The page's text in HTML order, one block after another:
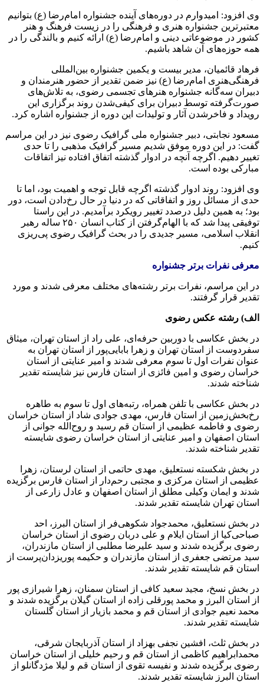
وی افزود: امیدوارم در دوره‌های آینده جشنواره امام‌رضا (ع) بتوانیم
معتبرترین جشنواره هنری و فرهنگی را در زیست فرهنگ و هنر
کشور در موضوعاتی دینی و امام‌رضا (ع) ارائه کنیم و بالندگی را در
همه حوزه‌های آن شاهد باشیم.
فرهاد قائمیان، مدیر بیست و یکمین جشنواره بین‌المللی
فرهنگی‌هنری امام‌رضا (ع) نیز ضمن تقدیر از حضور هنرمندان و
دبیران سه‌گانه جشنواره هنرهای تجسمی رضوی، به تلاش‌های
صورت‌گرفته توسط دبیران برای کیفی‌شدن روند برگزاری این
رویداد و فاخرشدن آثار و تولیدات این دوره از جشنواره اشاره کرد.
مسعود نجابتی، دبیر جشنواره ملی گرافیک رضوی نیز در این مراسم
گفت: در این دوره موفق شدیم مسیر گرافیک مذهبی را تا حدی
تغییر دهیم. اگرچه آنچه در ادوار گذشته اتفاق افتاده نیز اتفاقات
مبارکی بوده است.
وی افزود: روند ادوار گذشته اگرچه قابل توجه و اهمیت بود، اما تا
حدی از مسائل روز و اتفاقاتی که در دنیا در حال رخ‌دادن است، دور
بود؛ به همین دلیل درصدد تغییر رویکرد برآمدیم. در این راستا
توفیقی پیدا شد که با الهام‌گرفتن از کتاب انسان ۲۵۰ ساله رهبر
انقلاب اسلامی، مسیر جدیدی را در بحث گرافیک رضوی پی‌ریزی
کنیم.
معرفی نفرات برتر جشنواره
در این مراسم، نفرات برتر رشته‌های مختلف معرفی شدند و مورد
تقدیر قرار گرفتند.
الف) رشته عکس رضوی
در بخش عکاسی با دوربین حرفه‌ای، علی راد از استان تهران، میثاق
سفردوست از استان تهران و زهرا بابایی‌پور از استان تهران به
عنوان نفرات اول تا سوم معرفی شدند و امیر عنایتی از استان
خراسان رضوی و امین فائزی از استان فارس نیز شایسته تقدیر
شناخته شدند.
در بخش عکاسی با تلفن همراه، رتبه‌های اول تا سوم به طاهره
رخ‌بخش‌زمین از استان فارس، مهدی جوادی شاد از استان خراسان
رضوی و فاطمه عظیمی از استان قم رسید و روح‌الله جوانی از
استان اصفهان و امیر عنایتی از استان خراسان رضوی شایسته
تقدیر شناخته شدند.
در بخش شکسته نستعلیق، مهدی حاتمی از استان لرستان، زهرا
عظیمی از استان مرکزی و مجتبی رحم‌دار از استان فارس برگزیده
شدند و ایمان وکیلی مطلق از استان اصفهان و عادل زارعی از
استان تهران شایسته تقدیر شدند.
در بخش نستعلیق، محمدجواد شکوهی‌فر از استان البرز، احد
صباحی‌کیا از استان ایلام و علی دربان رضوی از استان خراسان
رضوی برگزیده شدند و سید علیرضا مطلبی از استان مازندران،
سید مرتضی جعفری از استان مازندران و حکیمه پوریزدان‌پرست از
استان قم شایسته تقدیر شدند.
در بخش نسخ، مجید سعید کافی از استان سمنان، زهرا شیرازی پور
از استان البرز و محمد پورقلی زاده از استان گیلان برگزیده شدند و
محمد نعیم جوادی از استان قم و محمد بازیار از استان گلستان
شایسته تقدیر شدند.
در بخش ثلث، افشین نجفی بهزاد از استان آذربایجان شرقی،
محمدابراهیم کاظمی از استان قم و رحیم خلیلی از استان خراسان
رضوی برگزیده شدند و نفیسه تقوی از استان قم و لیلا مژدگانلو از
استان البرز شایسته تقدیر شدند.